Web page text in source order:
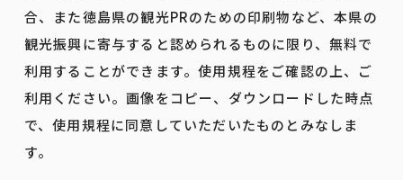
合、また徳島県の観光PRのための印刷物など、本県の
観光振興に寄与すると認められるものに限り、無料で
利用することができます。使用規程をご確認の上、ご
利用ください。画像をコピー、ダウンロードした時点
で、使用規程に同意していただいたものとみなしま
す。